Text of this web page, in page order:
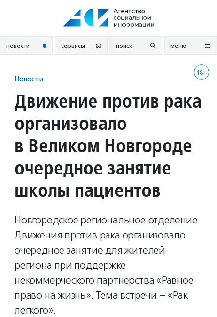
новости сервисы поиск меню
18+
Новости
Движение против рака
организовало
в Великом Новгороде
очередное занятие
школы пациентов
Новгородское региональное отделение
Движения против рака организовало
очередное занятие для жителей
региона при поддержке
некоммерческого партнерства «Равное
право на жизнь». Тема встречи – «Рак
легкого».